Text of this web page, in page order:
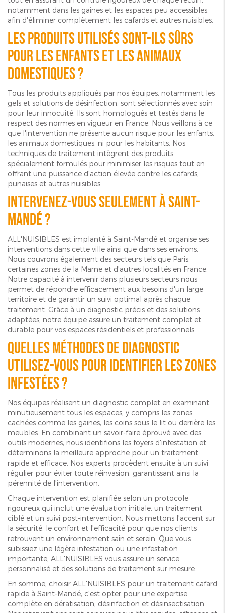
notamment dans les gaines et les espaces peu accessibles,
afin d'éliminer complètement les cafards et autres nuisibles.
Les produits utilisés sont-ils sûrs
pour les enfants et les animaux
domestiques ?
Tous les produits appliqués par nos équipes, notamment les
gels et solutions de désinfection, sont sélectionnés avec soin
pour leur innocuité. Ils sont homologués et testés dans le
respect des normes en vigueur en France. Nous veillons à ce
que l'intervention ne présente aucun risque pour les enfants,
les animaux domestiques, ni pour les habitants. Nos
techniques de traitement intègrent des produits
spécialement formulés pour minimiser les risques tout en
offrant une puissance d'action élevée contre les cafards,
punaises et autres nuisibles.
Intervenez-vous seulement à Saint-
Mandé ?
ALL'NUISIBLES est implanté à Saint-Mandé et organise ses
interventions dans cette ville ainsi que dans ses environs.
Nous couvrons également des secteurs tels que Paris,
certaines zones de la Marne et d'autres localités en France.
Notre capacité à intervenir dans plusieurs secteurs nous
permet de répondre efficacement aux besoins d'un large
territoire et de garantir un suivi optimal après chaque
traitement. Grâce à un diagnostic précis et des solutions
adaptées, notre équipe assure un traitement complet et
durable pour vos espaces résidentiels et professionnels.
Quelles méthodes de diagnostic
utilisez-vous pour identifier les zones
infestées ?
Nos équipes réalisent un diagnostic complet en examinant
minutieusement tous les espaces, y compris les zones
cachées comme les gaines, les coins sous le lit ou derrière les
meubles. En combinant un savoir-faire éprouvé avec des
outils modernes, nous identifions les foyers d'infestation et
déterminons la meilleure approche pour un traitement
rapide et efficace. Nos experts procèdent ensuite à un suivi
régulier pour éviter toute réinvasion, garantissant ainsi la
pérennité de l'intervention.
Chaque intervention est planifiée selon un protocole
rigoureux qui inclut une évaluation initiale, un traitement
ciblé et un suivi post-intervention. Nous mettons l'accent sur
la sécurité, le confort et l'efficacité pour que nos clients
retrouvent un environnement sain et serein. Que vous
subissiez une légère infestation ou une infestation
importante, ALL'NUISIBLES vous assure un service
personnalisé et des solutions de traitement sur mesure.
En somme, choisir ALL'NUISIBLES pour un traitement cafard
rapide à Saint-Mandé, c'est opter pour une expertise
complète en dératisation, désinfection et désinsectisation.